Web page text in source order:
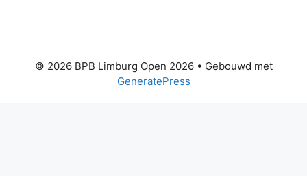
© 2026 BPB Limburg Open 2026• Gebouwd met
GeneratePress